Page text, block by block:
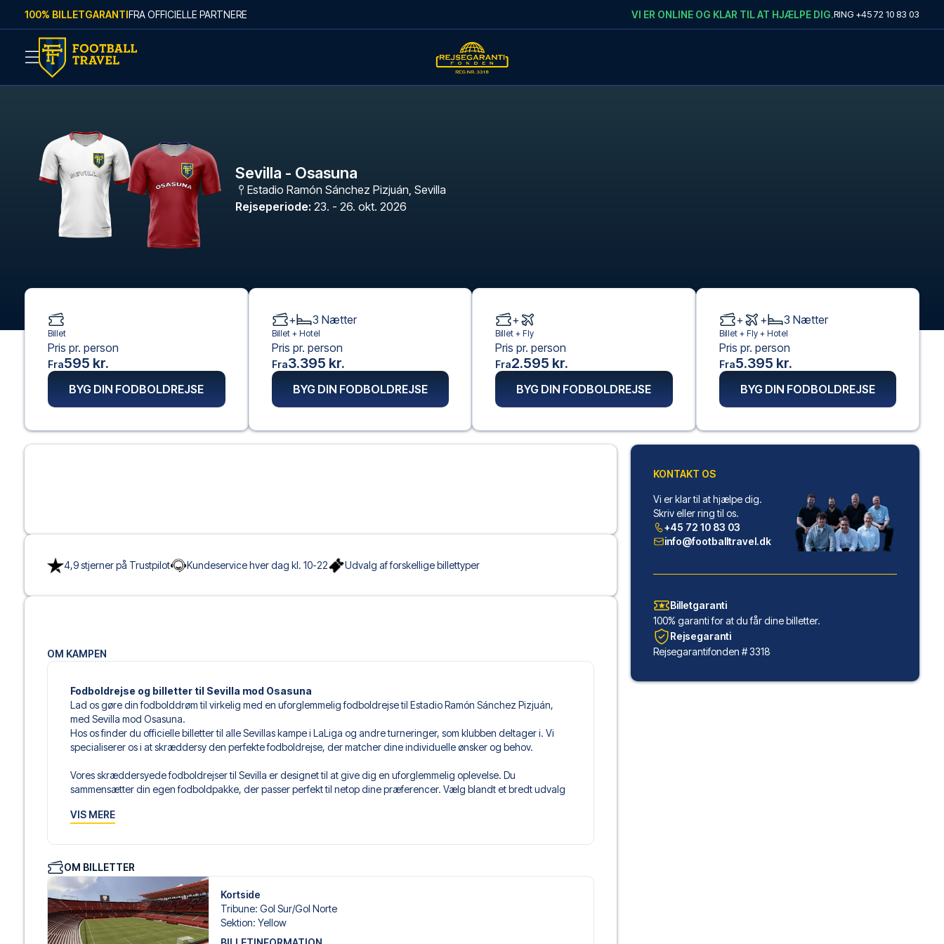
Skip to content
100% BILLETGARANTIFRA OFFICIELLE PARTNERE VI ER ONLINE OG KLAR TIL AT HJÆLPE DIG.RING +45 72 10 83 03
Sevilla - Osasuna
Estadio Ramón Sánchez Pizjuán, Sevilla
Rejseperiode: 23. - 26. okt. 2026
4,9 stjerner på Trustpilot Kundeservice hver dag kl. 10-22 Udvalg af forskellige billettyper
OM KAMPEN
Fodboldrejse og billetter til Sevilla mod Osasuna
Lad os gøre din fodbolddrøm til virkelig med en uforglemmelig fodboldrejse til Estadio Ramón Sánchez Pizjuán,
med Sevilla mod Osasuna.
Hos os finder du officielle billetter til alle Sevillas kampe i LaLiga og andre turneringer, som klubben deltager i. Vi
specialiserer os i at skræddersy den perfekte fodboldrejse, der matcher dine individuelle ønsker og behov.
Vores skræddersyede fodboldrejser til Sevilla er designet til at give dig en uforglemmelig oplevelse. Du
sammensætter din egen fodboldpakke, der passer perfekt til netop dine præferencer. Vælg blandt et bredt udvalg
det er en hospitality-billet. En hospitality-billet, er en billet, hvor der er mere inkluderet end selve billetten. Det kan
du vælger billettypen, og på dine rejsedokumenter.
Vi tilbyder et bredt udvalg af håndplukkede hoteller i Sevilla, der passer til enhver smag og ethvert budget. Fra
luksuriøse 5-stjernede hoteller til charmerende boutiquehoteller og prisvenlige alternativer – vi har noget for
enhver rejsende. Vi tager højde for beliggenhed, komfort og pris. Det eneste du skal gøre er at vælge det hotel der
VIS MERE
OM BILLETTER
Kortside
Tribune: Gol Sur/​Gol Norte
Sektion: Yellow
Billet
Pris pr. person
Fra595 kr.
BYG DIN FODBOLDREJSE
+ 3 Nætter
Billet + Hotel
Pris pr. person
Fra3.395 kr.
BYG DIN FODBOLDREJSE
+
Billet + Fly
Pris pr. person
Fra2.595 kr.
BYG DIN FODBOLDREJSE
+ + 3 Nætter
Billet + Fly+ Hotel
Pris pr. person
Fra5.395 kr.
BYG DIN FODBOLDREJSE
KONTAKT OS
Vi er klar til at hjælpe dig.
Skriv eller ring til os.
+45 72 10 83 03
info@footballtravel.dk
Billetgaranti
100% garanti for at du får dine billetter.
Rejsegaranti
Rejsegarantifonden # 3318